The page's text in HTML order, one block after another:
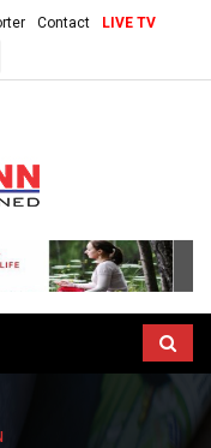
Contact LIVE TV